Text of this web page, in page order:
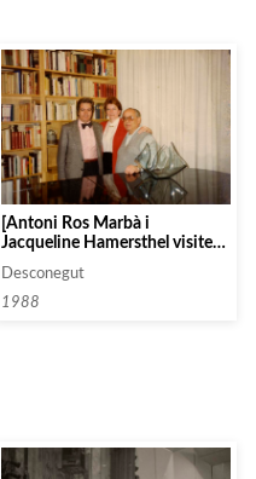
[Antoni Ros Marbà i
Jacqueline Hamersthel visiten
al crític musical Enrique
Franco]
Desconegut
1988